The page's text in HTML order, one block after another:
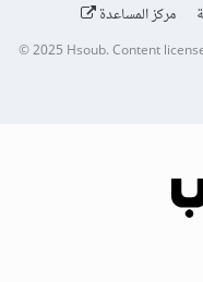
مركز المساعدة
© 2025Hsoub.Content